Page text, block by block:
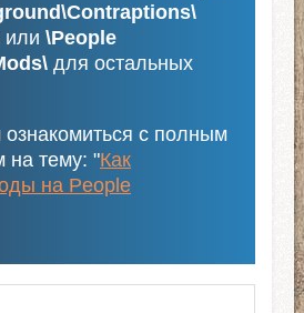
или \People
для остальных
с полным
на тему: "Как
на People